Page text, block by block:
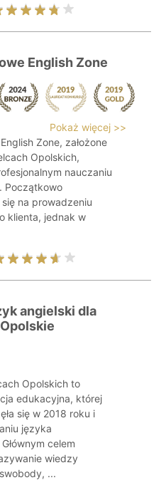
English Zone
Pokaż więcej >>
Zone, założone
Opolskich,
nauczaniu
Początkowo
się na prowadzeniu
klienta, jednak w
angielski dla
Opolskich to
edukacyjna, której
się w 2018 roku i
języka
celem
wiedzy
...